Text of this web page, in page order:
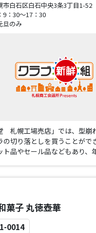
市白石区白石中央3条3丁目1-52
9：30～17：30
旦のみ
札幌工場売店」では、型崩
の切り落としを買うことがで
ト品やセール品などもあり、
菓子 丸徳壺華
0014